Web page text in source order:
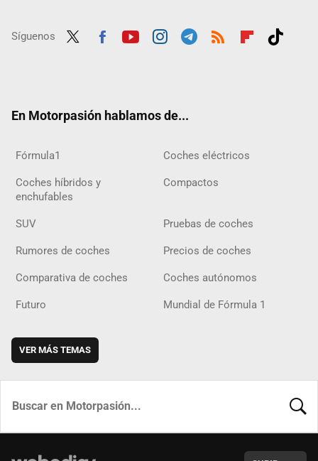
Síguenos
En Motorpasión hablamos de...
Fórmula1 Coches eléctricos
Coches híbridos y
enchufables
Compactos
SUV Pruebas de coches
Rumores de coches Precios de coches
Comparativa de coches Coches autónomos
Futuro Mundial de Fórmula 1
VER MÁS TEMAS